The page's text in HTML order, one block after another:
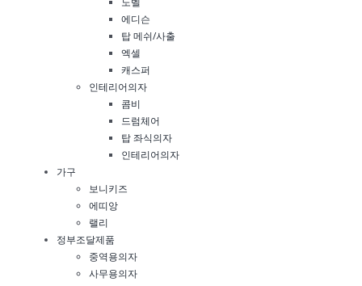
에디슨
탑 메쉬/사출
엑셀
캐스퍼
인테리어의자
콤비
드럼체어
탑 좌식의자
인테리어의자
가구
보니키즈
에띠앙
랠리
정부조달제품
중역용의자
사무용의자